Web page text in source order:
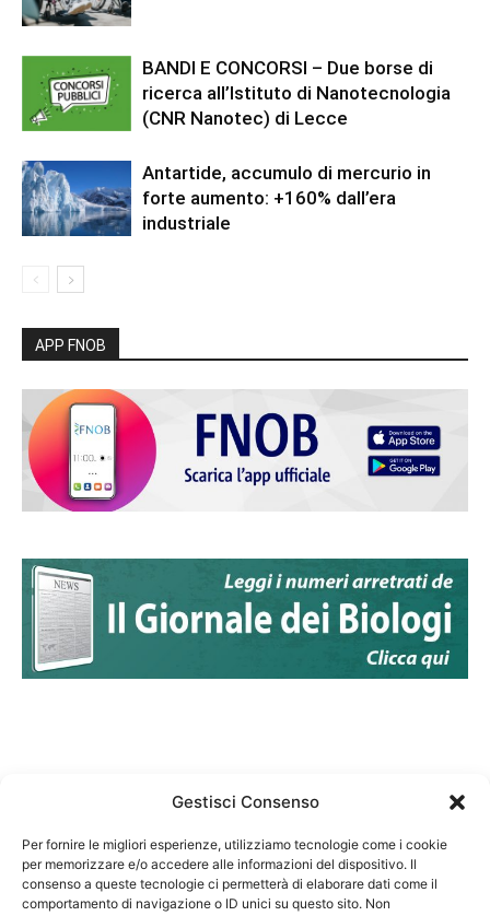
Gestisci Consenso
Per fornire le migliori esperienze, utilizziamo tecnologie come i cookie
per memorizzare e/o accedere alle informazioni del dispositivo. Il
consenso a queste tecnologie ci permetterà di elaborare dati come il
comportamento di navigazione o ID unici su questo sito. Non
BANDI E CONCORSI – Due borse di
ricerca all’Istituto di Nanotecnologia
(CNR Nanotec) di Lecce
Antartide, accumulo di mercurio in
forte aumento: +160% dall’era
industriale
APP FNOB
Federazione Nazionale Degli Ordini dei Biologi:
codice fiscale 80069130583